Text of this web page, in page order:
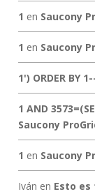
1 en Saucony
1 en Saucony
1') ORDER BY
1 AND
Saucony
1 en Saucony
Iván en Esto